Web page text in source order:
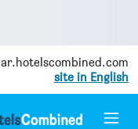
ar.hotelscombined.com
site in English